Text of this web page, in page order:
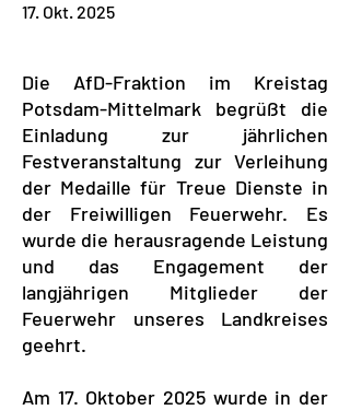
17. Okt. 2025
Die AfD-Fraktion im Kreistag
Potsdam-Mittelmark begrüßt die
Einladung zur jährlichen
Festveranstaltung zur Verleihung
der Medaille für Treue Dienste in
der Freiwilligen Feuerwehr. Es
wurde die herausragende Leistung
und das Engagement der
langjährigen Mitglieder der
Feuerwehr unseres Landkreises
geehrt.
Am 17. Oktober 2025 wurde in der